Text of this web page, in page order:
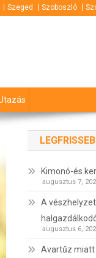
Szeged Szoboszló
Kimonó-és
augusztus 7,
A
augusztus 6,
Avartűz miatt